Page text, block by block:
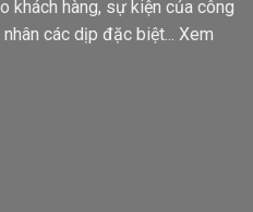
khách hàng, sự kiện của công
các dịp đặc biệt... Xem